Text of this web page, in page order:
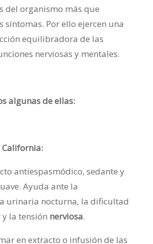
del organismo más que
síntomas. Por ello ejercen una
equilibradora de las
nerviosas y mentales.
algunas de ellas:
antiespasmódico, sedante y
Ayuda ante la
urinaria nocturna, la dificultad
la tensión nerviosa.
en extracto o infusión de las